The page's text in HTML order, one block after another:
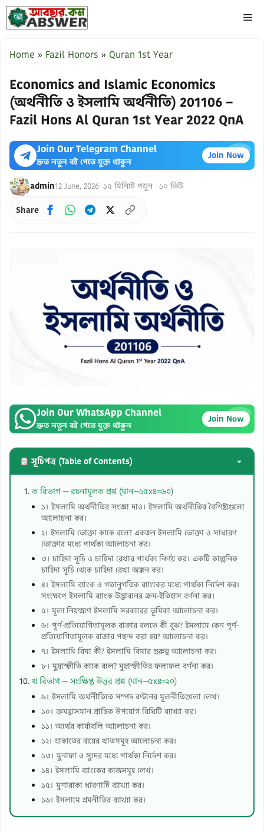
Skip
to
Home » Fazil Honors » Quran 1st Year
Economics and Islamic Economics
(অর্থনীতি ও ইসলামি অর্থনীতি) 201106 –
Fazil Hons Al Quran 1st Year 2022 QnA
×
Join Our Telegram Channel
দ্রুত নতুন বই পেতে যুক্ত থাকুন
Join Now
admin12 June, 2026· ১৫ মিনিটে পড়ুন · ১০ ভিউ
Share
×
Join Our WhatsApp Channel
দ্রুত নতুন বই পেতে যুক্ত থাকুন
Join Now
সূচিপত্র (Table of Contents)
ক বিভাগ — রচনামূলক প্রশ্ন (মান—১৫x৪=৬০)
১। ইসলামি অর্থনীতির সংজ্ঞা দাও। ইসলামি অর্থনীতির বৈশিষ্ট্যগুলো
আলোচনা কর।
২। ইসলামি ভোক্তা কাকে বলে? একজন ইসলামি ভোক্তা ও সাধারণ
ভোক্তার মধ্যে পার্থক্য আলোচনা কর।
৩। চাহিদা সূচি ও চাহিদা রেখার পার্থক্য নির্ণয় কর। একটি কাল্পনিক
চাহিদা সূচি থেকে চাহিদা রেখা অঙ্কন কর।
৪। ইসলামি ব্যাংক ও গতানুগতিক ব্যাংকের মধ্যে পার্থক্য নির্দেশ কর।
সংক্ষেপে ইসলামি ব্যাংক উদ্ভাবনের ক্রম-ইতিহাস বর্ণনা কর।
৫। মূল্য নিয়ন্ত্রণে ইসলামি সরকারের ভূমিকা আলোচনা কর।
৬। পূর্ণ-প্রতিযোগিতামূলক বাজার বলতে কী বুঝ? ইসলামে কেন পূর্ণ-
প্রতিযোগিতামূলক বাজার পছন্দ করা হয়? আলোচনা কর।
৭। ইসলামি বিমা কী? ইসলামি বিমার গুরুত্ব আলোচনা কর।
৮। মুদ্রাস্ফীতি কাকে বলে? মুদ্রাস্ফীতির ফলাফল বর্ণনা কর।
খ বিভাগ — সংক্ষিপ্ত উত্তর প্রশ্ন (মান—৫x৪=২০)
৯। ইসলামি অর্থনীতিতে সম্পদ বণ্টনের মূলনীতিগুলো লেখ।
১০। ক্রমহ্রাসমান প্রান্তিক উপযোগ বিধিটি ব্যাখ্যা কর।
১১। অর্থের কার্যাবলি আলোচনা কর।
১২। যাকাতের ব্যয়ের খাতসমূহ আলোচনা কর।
১৩। মুনাফা ও সুদের মধ্যে পার্থক্য নির্দেশ কর।
১৪। ইসলামি ব্যাংকের কাজসমূহ লেখ।
১৫। মুশারাকা ধারণাটি ব্যাখ্যা কর।
১৬। ইসলামে শ্রমনীতির ব্যাখ্যা কর।